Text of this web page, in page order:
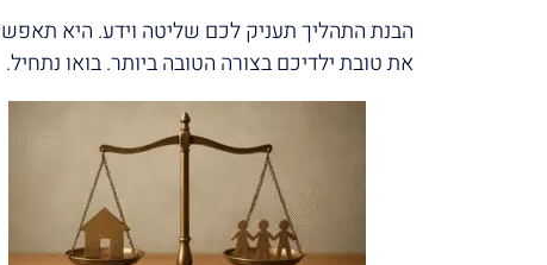
הבנת התהליך תעניק לכם שליטה וידע. היא
את טובת ילדיכם בצורה הטובה ביותר. בואו נתחיל.